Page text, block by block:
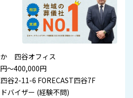
四谷オフィス
～400,000円
谷2-11-6 FORECAST四谷7F
バイザー (経験不問)